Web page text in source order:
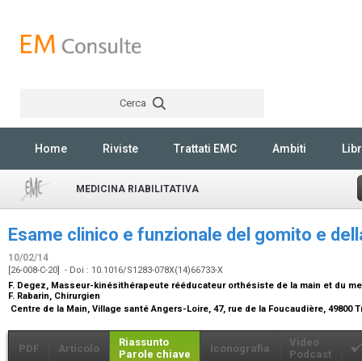
Cerca
Home Riviste Trattati EMC Ambiti
MEDICINA RIABILITATIVA
Esame clinico e funzionale del gomito e
10/02/14
[26-008-C-20] - Doi : 10.1016/S1283-078X(14)66733-X
F. Degez, Masseur-kinésithérapeute rééducateur orthésiste de la main et du
F. Rabarin, Chirurgien
Centre de la Main, Village santé Angers-Loire, 47, rue de la Foucaudière, 49800
PDF Articolo
Riassunto
Parole chiave
Iconografia
Video
Podcast